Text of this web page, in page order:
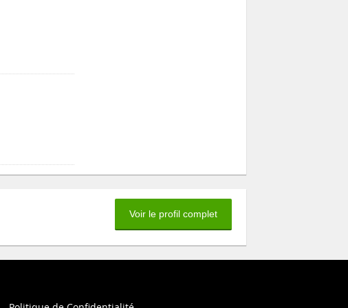
Voir le profil complet